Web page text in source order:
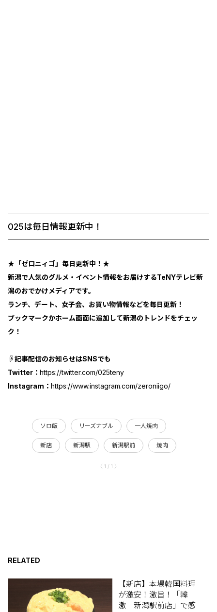
025は毎日情報更新中！
★「ゼロニィゴ」毎日更新中！★
新潟で人気のグルメ・イベント情報をお届けするTeNYテレビ新
潟のおでかけメディアです。
ランチ、デート、女子会、お買い物情報などを毎日更新！
ブックマークかホーム画面に追加して新潟のトレンドをチェッ
ク！
☟記事配信のお知らせはSNSでも
Twitter： https://twitter.com/025teny
Instagram： https://www.instagram.com/zeroniigo/
ソロ飯 リーズナブル 一人焼肉
新店 新潟駅 新潟駅前 焼肉
〈 1 / 1 〉
RELATED
【新店】本場韓国料理
が激安！激旨！「韓
激 新潟駅前店」で感